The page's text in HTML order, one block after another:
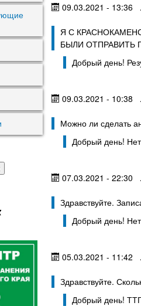
09.03.2021 - 13:36
Я С
БЫЛИ ОТПРАВИТЬ
Добрый день!
09.03.2021 - 10:38
Можно ли сделать
Добрый день!
07.03.2021 - 22:30
Здравствуйте.
Добрый день!
05.03.2021 - 11:42
Здравствуйте.
Добрый день!